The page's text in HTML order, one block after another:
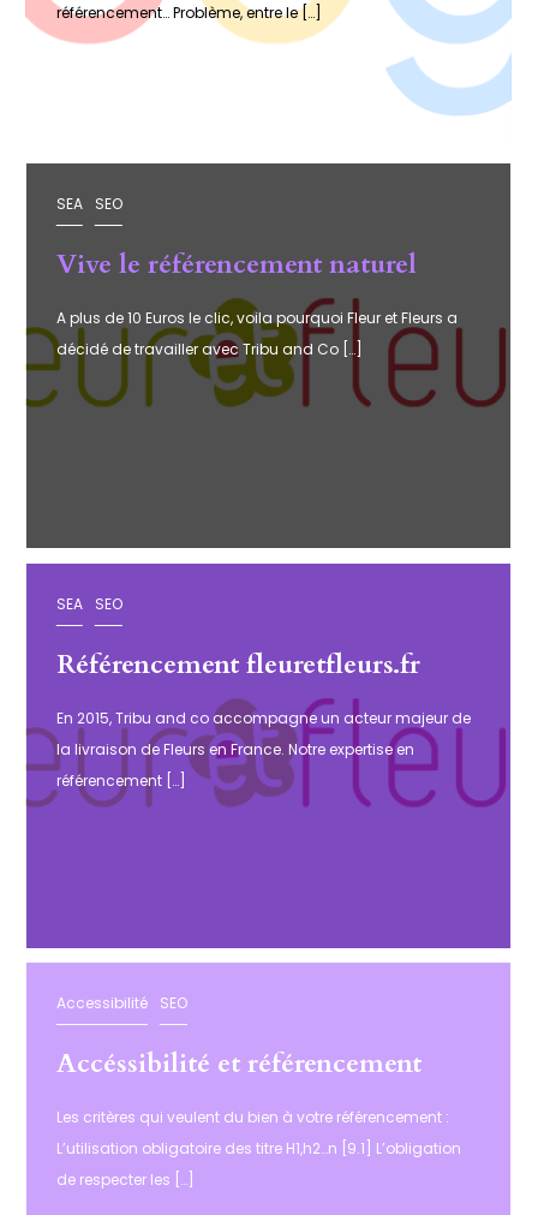
référencement… Problème, entre le […]
SEA SEO
Vive le référencement naturel
A plus de 10 Euros le clic, voila pourquoi Fleur et Fleurs a
décidé de travailler avec Tribu and Co […]
SEA SEO
Référencement fleuretfleurs.fr
En 2015, Tribu and co accompagne un acteur majeur de
la livraison de Fleurs en France. Notre expertise en
référencement […]
Accessibilité SEO
Accéssibilité et référencement
Les critères qui veulent du bien à votre référencement :
L’utilisation obligatoire des titre H1,h2…n [9.1] L’obligation
de respecter les […]